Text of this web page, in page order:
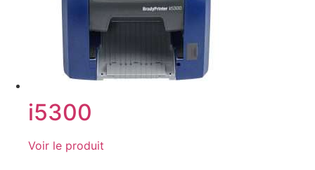
i5300
Voir le produit